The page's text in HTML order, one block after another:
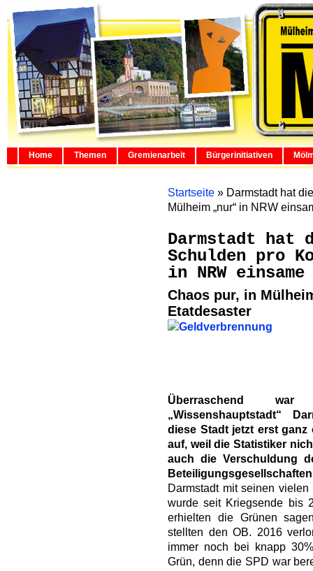
Home Themen Gremienarbeit Bürgerinitiativen
Startseite » Darmstadt hat
Mülheim „nur“ in NRW
Darmstadt hat
Schulden pro
in NRW
Chaos pur, in
Etatdesaster
Überraschend
„Wissenshauptstadt“
diese Stadt jetzt erst
auf, weil die Statistiker
auch die Verschuldung
Darmstadt mit seinen
wurde seit Kriegsende bis
erhielten die Grünen
stellten den OB. 2016
immer noch bei knapp
Grün, denn die SPD war